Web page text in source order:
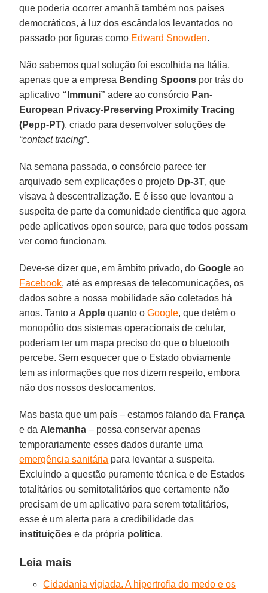
que poderia ocorrer amanhã também nos países
democráticos, à luz dos escândalos levantados no
passado por figuras como Edward Snowden.
Não sabemos qual solução foi escolhida na Itália,
apenas que a empresa Bending Spoons por trás do
aplicativo “Immuni” adere ao consórcio Pan-
European Privacy-Preserving Proximity Tracing
(Pepp-PT), criado para desenvolver soluções de
“contact tracing”.
Na semana passada, o consórcio parece ter
arquivado sem explicações o projeto Dp-3T, que
visava à descentralização. E é isso que levantou a
suspeita de parte da comunidade científica que agora
pede aplicativos open source, para que todos possam
ver como funcionam.
Deve-se dizer que, em âmbito privado, doGoogle ao
Facebook, até as empresas de telecomunicações, os
dados sobre a nossa mobilidade são coletados há
anos. Tanto a Apple quanto oGoogle, que detêm o
monopólio dos sistemas operacionais de celular,
poderiam ter um mapa preciso do que o bluetooth
percebe. Sem esquecer que o Estado obviamente
tem as informações que nos dizem respeito, embora
não dos nossos deslocamentos.
Mas basta que um país – estamos falando da França
e da Alemanha – possa conservar apenas
temporariamente esses dados durante uma
emergência sanitária para levantar a suspeita.
Excluindo a questão puramente técnica e de Estados
totalitários ou semitotalitários que certamente não
precisam de um aplicativo para serem totalitários,
esse é um alerta para a credibilidade das
instituições e da própria política.
Leia mais
Cidadania vigiada. A hipertrofia do medo e os